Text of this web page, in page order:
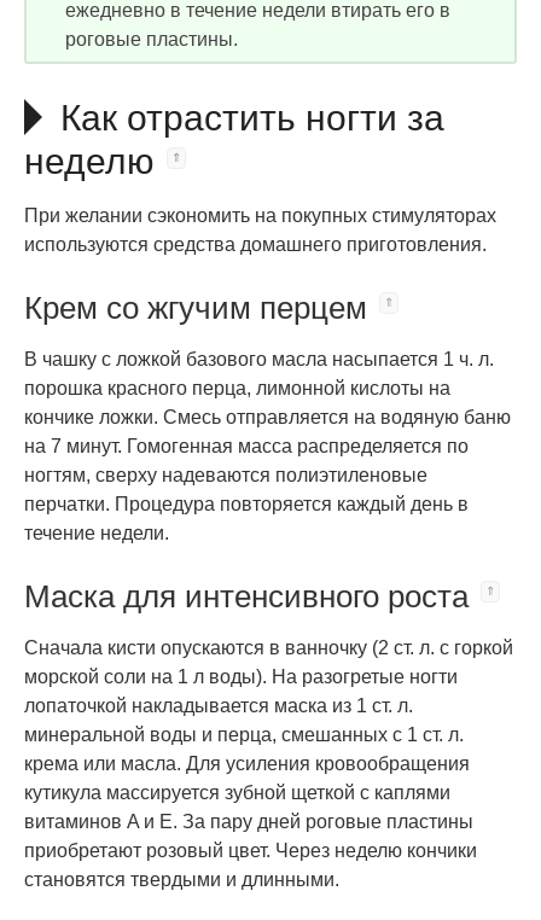
ежедневно в течение недели втирать его в
роговые пластины.
Как отрастить ногти за
неделю
При желании сэкономить на покупных стимуляторах
используются средства домашнего приготовления.
Крем со жгучим перцем
В чашку с ложкой базового масла насыпается 1 ч. л.
порошка красного перца, лимонной кислоты на
кончике ложки. Смесь отправляется на водяную баню
на 7 минут. Гомогенная масса распределяется по
ногтям, сверху надеваются полиэтиленовые
перчатки. Процедура повторяется каждый день в
течение недели.
Маска для интенсивного роста
Сначала кисти опускаются в ванночку (2 ст. л. с горкой
морской соли на 1 л воды). На разогретые ногти
лопаточкой накладывается маска из 1 ст. л.
минеральной воды и перца, смешанных с 1 ст. л.
крема или масла. Для усиления кровообращения
кутикула массируется зубной щеткой с каплями
витаминов A и E. За пару дней роговые пластины
приобретают розовый цвет. Через неделю кончики
становятся твердыми и длинными.